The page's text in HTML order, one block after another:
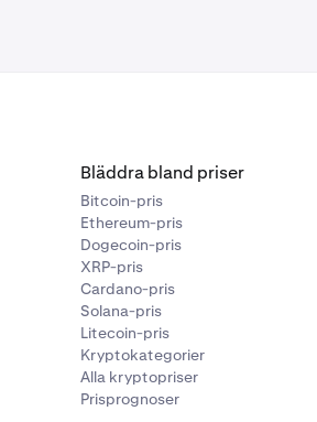
Bläddra bland priser
Bitcoin-pris
Ethereum-pris
Dogecoin-pris
XRP-pris
Cardano-pris
Solana-pris
Litecoin-pris
Kryptokategorier
Alla kryptopriser
Prisprognoser